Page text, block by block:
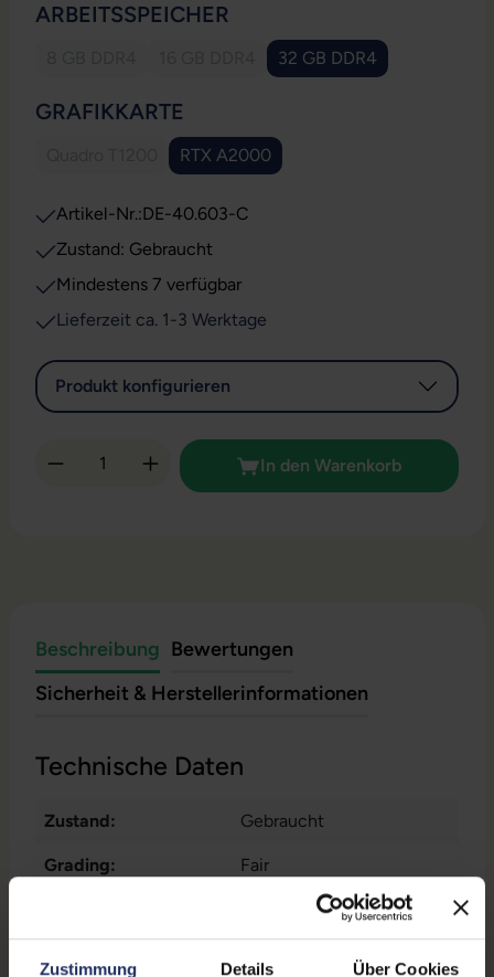
Zustimmung Details Über Cookies
ARBEITSSPEICHER
(Diese Option ist zurzeit nicht verfügbar.)
(Diese Option ist zurzeit nicht verfügbar.)
32 GB DDR4
GRAFIKKARTE
(Diese Option ist zurzeit nicht verfügbar.)
RTX A2000
Artikel-Nr.:DE-40.603-C
Zustand: Gebraucht
Mindestens 7 verfügbar
Lieferzeit ca. 1-3 Werktage
Produkt konfigurieren
Produkt Anzahl: Gib den gewünschten
In den Warenkorb
Beschreibung Bewertungen
Sicherheit & Herstellerinformationen
Technische Daten
Zustand: Gebraucht
Grading: Fair
Workstation